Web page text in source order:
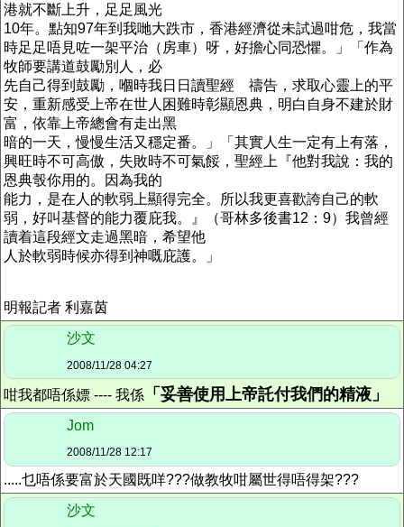
港就不斷上升，足足風光
10年。點知97年到我哋大跌市，香港經濟從未試過咁危，我當
時足足唔見咗一架平治（房車）呀，好擔心同恐懼。」「作為
牧師要講道鼓勵別人，必
先自己得到鼓勵，嗰時我日日讀聖經 禱告，求取心靈上的平
安，重新感受上帝在世人困難時彰顯恩典，明白自身不建於財
富，依靠上帝總會有走出黑
暗的一天，慢慢生活又穩定番。」「其實人生一定有上有落，
興旺時不可高傲，失敗時不可氣餒，聖經上『他對我說：我的
恩典彀你用的。因為我的
能力，是在人的軟弱上顯得完全。所以我更喜歡誇自己的軟
弱，好叫基督的能力覆庇我。』（哥林多後書12：9）我曾經
讀着這段經文走過黑暗，希望他
人於軟弱時候亦得到神嘅庇護。」
明報記者 利嘉茵
沙文
2008/11/28 04:27
咁我都唔係嫖 ---- 我係 「妥善使用上帝託付我們的精液」
Jom
2008/11/28 12:17
.....乜唔係要富於天國既咩???做教牧咁屬世得唔得架???
沙文